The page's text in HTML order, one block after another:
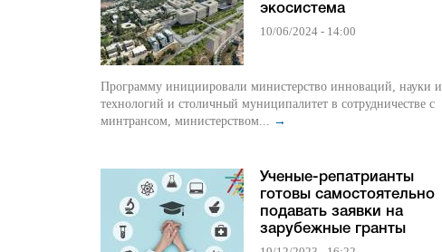
экосистема
10/06/2024 - 14:00
Программу инициировали министерство инноваций, науки и
технологий и столичный муниципалитет в сотрудничестве с
минтрансом, министерством... →
Ученые-репатрианты
готовы самостоятельно
подавать заявки на
зарубежные гранты